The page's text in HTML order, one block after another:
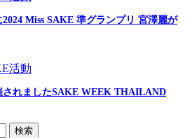
2024 Miss SAKE 準グランプリ 宮澤麗が
活動
されましたSAKE WEEK THAILAND